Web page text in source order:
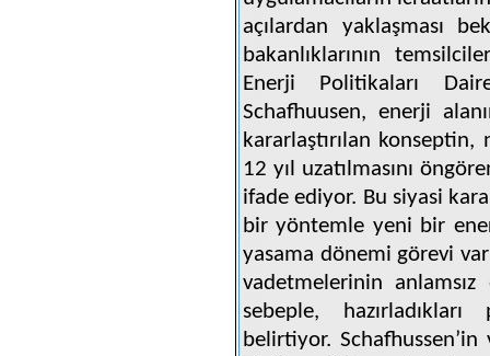
açılardan yaklaşması
bakanlıklarının
Enerji Politikaları
Schafhuusen, enerji
kararlaştırılan
12 yıl uzatılmasını
ifade ediyor. Bu siyasi
bir yöntemle yeni bir
yasama dönemi görevi
vadetmelerinin anlamsız
sebeple,
belirtiyor.